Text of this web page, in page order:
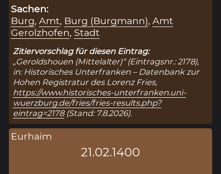
Sachen:
Burg,Amt, Burg (Burgmann),Amt
Gerolzhofen, Stadt
Zitiervorschlag für diesen Eintrag:
„Geroldshouen (Mittelalter)“ (Eintragsnr.: 2178),
in: Historisches Unterfranken – Datenbank zur
Hohen Registratur des Lorenz Fries,
https://www.historisches-unterfranken.uni-
wuerzburg.de/fries/fries-results.php?
eintrag=2178(Stand: 7.8.2026).
Eurhaim
21.02.1400